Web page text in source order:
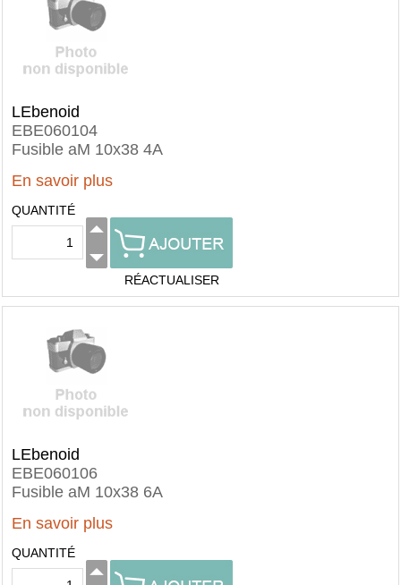
LEbenoid
EBE060104
Fusible aM 10x38 4A
En savoir plus
QUANTITÉ
RÉACTUALISER
LEbenoid
EBE060106
Fusible aM 10x38 6A
En savoir plus
QUANTITÉ